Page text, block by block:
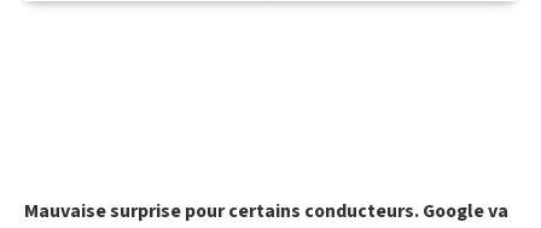
Mauvaise surprise pour certains conducteurs. Google va